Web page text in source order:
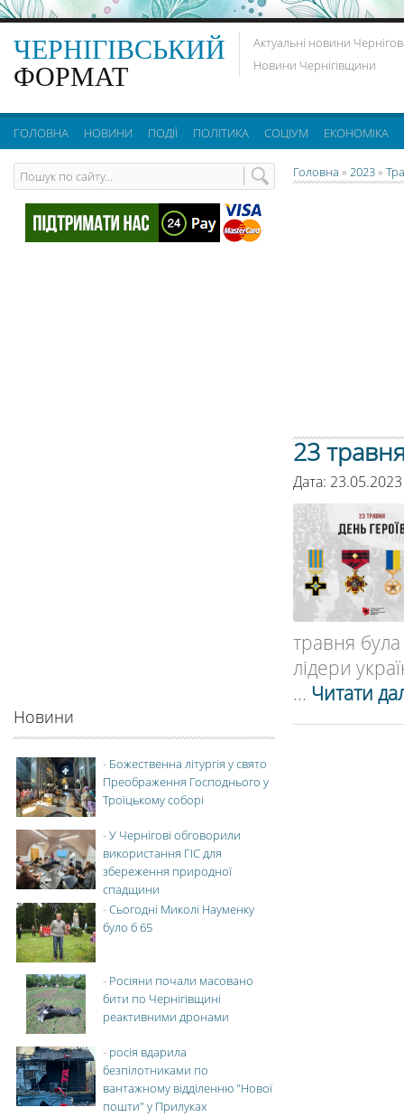
ЧЕРНІГІВСЬКИЙ
ФОРМАТ
Актуальні новини
Новини Чернігівщини
ГОЛОВНА НОВИНИ ПОДІЇ ПОЛІТИКА СОЦІУМ ЕКОНОМІКА
Головна » 2023»
23
Дата:
травня
лідери
... Читати
Новини
- Божественна літургія у свято
Преображення Господнього у
Троїцькому соборі
-У Чернігові обговорили
використання ГІС для
збереження природної
спадщини
-Сьогодні Миколі Науменку
було б 65
- Росіяни почали масовано
бити по Чернігівщині
реактивними дронами
- росія вдарила
безпілотниками по
вантажному відділенню "Нової
пошти" у Прилуках